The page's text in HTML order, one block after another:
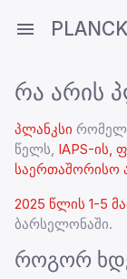
რა არის
პლანკსი
წელს, IAPS-ის,
საერთაშორისო
2025 წლის 1-5
ბარსელონაში.
როგორ